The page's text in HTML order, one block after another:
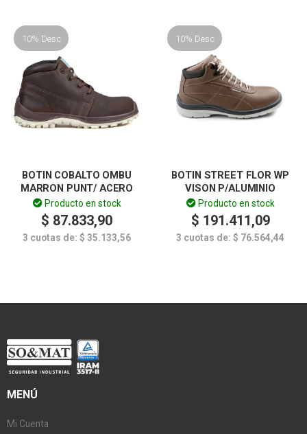
10% Desc
BOTIN COBALTO OMBU
MARRON PUNT/ ACERO
Producto en stock
$ 87.833,90
3 cuotas de: $ 35.133,56
10% Desc
BOTIN STREET FLOR WP
VISON P/ALUMINIO
Producto en stock
$ 191.411,09
3 cuotas de: $ 76.564,44
MENÚ
Mi Cuenta